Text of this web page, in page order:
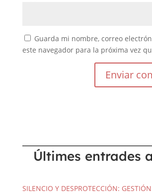
Guarda mi nombre, correo
este navegador para la próxima vez
Últimes entrades
SILENCIO Y DESPROTECCIÓN: